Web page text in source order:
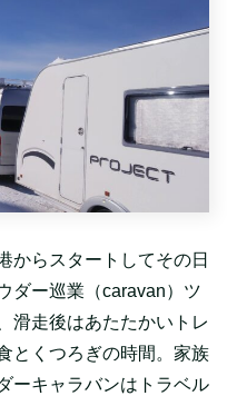
からスタートしてその日
ダー巡業（caravan）ツ
滑走後はあたたかいトレ
とくつろぎの時間。家族
ーキャラバンはトラベル